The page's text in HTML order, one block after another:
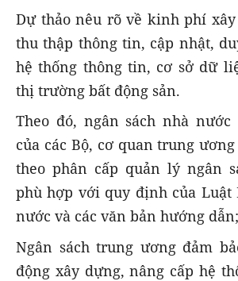
Dự thảo nêu rõ về kinh phí
thu thập thông tin, cập nhật,
hệ thống thông tin, cơ sở dữ
thị trường bất động sản.
Theo đó, ngân sách nhà
của các Bộ, cơ quan trung
theo phân cấp quản lý ngân
phù hợp với quy định của Luật
nước và các văn bản hướng
Ngân sách trung ương đảm
động xây dựng, nâng cấp hệ